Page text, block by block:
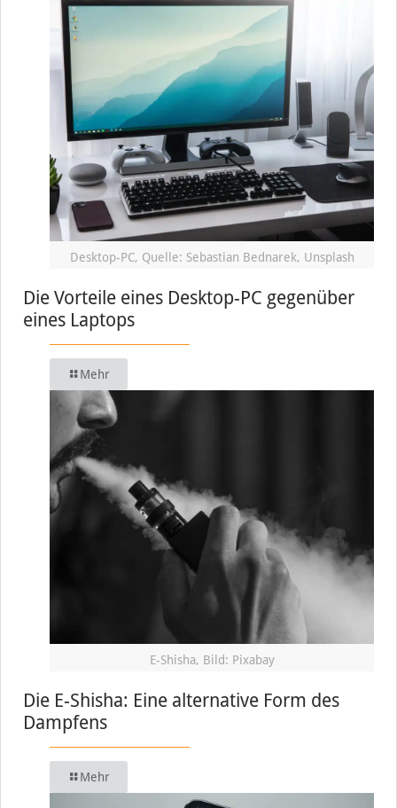
Desktop-PC, Quelle: Sebastian Bednarek, Unsplash
Die Vorteile eines Desktop-PC gegenüber
eines Laptops
Mehr
E-Shisha, Bild: Pixabay
Die E-Shisha: Eine alternative Form des
Dampfens
Mehr